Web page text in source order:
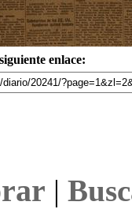
enlace:
|